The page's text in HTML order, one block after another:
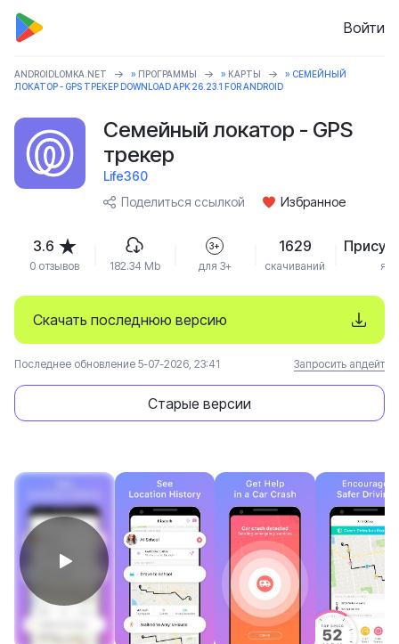
Войти
ANDROIDLOMKA.NET » ПРОГРАММЫ » КАРТЫ
» СЕМЕЙНЫЙ
ЛОКАТОР - GPS ТРЕКЕР DOWNLOAD APK 26.23.1 FOR ANDROID
Семейный локатор - GPS
трекер
Life360
Поделиться ссылкой
Избранное
Скачать последнюю версию
Старые версии
Последнее обновление 5-07-2026, 23:41 Запросить апдейт
3.6
0 отзывов 182.34 Mb
3+
для 3+
1629
скачиваний